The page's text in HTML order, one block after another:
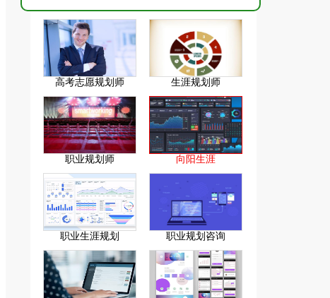
仪有哪些 仪要注意什么
高考志愿规划师 生涯规划师
职业规划师 向阳生涯
职业生涯规划 职业规划咨询